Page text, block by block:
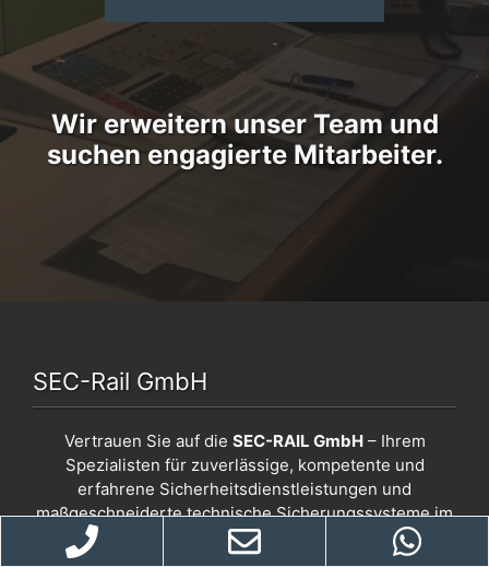
Wir erweitern unser Team und
suchen engagierte Mitarbeiter.
SEC-Rail GmbH
Vertrauen Sie auf die SEC-RAIL GmbH– Ihrem
Spezialisten für zuverlässige, kompetente und
erfahrene Sicherheitsdienstleistungen und
maßgeschneiderte technische Sicherungssysteme im
Bereich von Gleisbaustellen.